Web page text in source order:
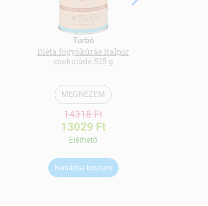
Turbó
Diéta fogyókúrás italpor
csokoládé 525 g
MEGNÉZEM
14318 Ft
13029 Ft
Elérhetõ
Kosárba teszem